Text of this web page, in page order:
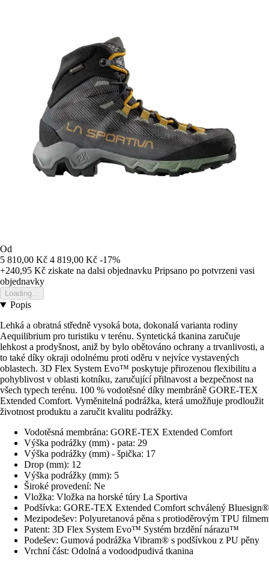
Od
5 810,00 Kč 4 819,00 Kč -17%
+240,95 Kč ziskate na dalsi objednavku Pripsano po potvrzeni vasi
objednavky
Loading...
Popis
Lehká a obratná středně vysoká bota, dokonalá varianta rodiny
Aequilibrium pro turistiku v terénu. Syntetická tkanina zaručuje
lehkost a prodyšnost, aniž by bylo obětováno ochrany a trvanlivosti, a
to také díky okraji odolnému proti oděru v nejvíce vystavených
oblastech. 3D Flex System Evo™ poskytuje přirozenou flexibilitu a
pohyblivost v oblasti kotníku, zaručující přilnavost a bezpečnost na
všech typech terénu. 100 % vodotěsné díky membráně GORE-TEX
Extended Comfort. Vyměnitelná podrážka, která umožňuje prodloužit
životnost produktu a zaručit kvalitu podrážky.
Vodotěsná membrána: GORE-TEX Extended Comfort
Výška podrážky (mm) - pata: 29
Výška podrážky (mm) - špička: 17
Drop (mm): 12
Výška podrážky (mm): 5
Široké provedení: Ne
Vložka: Vložka na horské túry La Sportiva
Podšívka: GORE-TEX Extended Comfort schválený Bluesign®
Mezipodešev: Polyuretanová pěna s protioděrovým TPU filmem
Patent: 3D Flex System Evo™ Systém brzdění nárazu™
Podešev: Gumová podrážka Vibram® s podšívkou z PU pěny
Vrchní část: Odolná a vodoodpudivá tkanina